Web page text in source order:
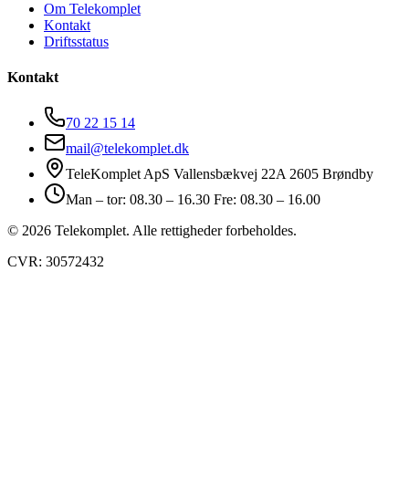
Om Telekomplet
Kontakt
Driftsstatus
Kontakt
70 22 15 14
mail@telekomplet.dk
TeleKomplet ApS Vallensbækvej 22A 2605 Brøndby
Man – tor: 08.30 – 16.30 Fre: 08.30 – 16.00
© 2026 Telekomplet. Alle rettigheder forbeholdes.
CVR: 30572432